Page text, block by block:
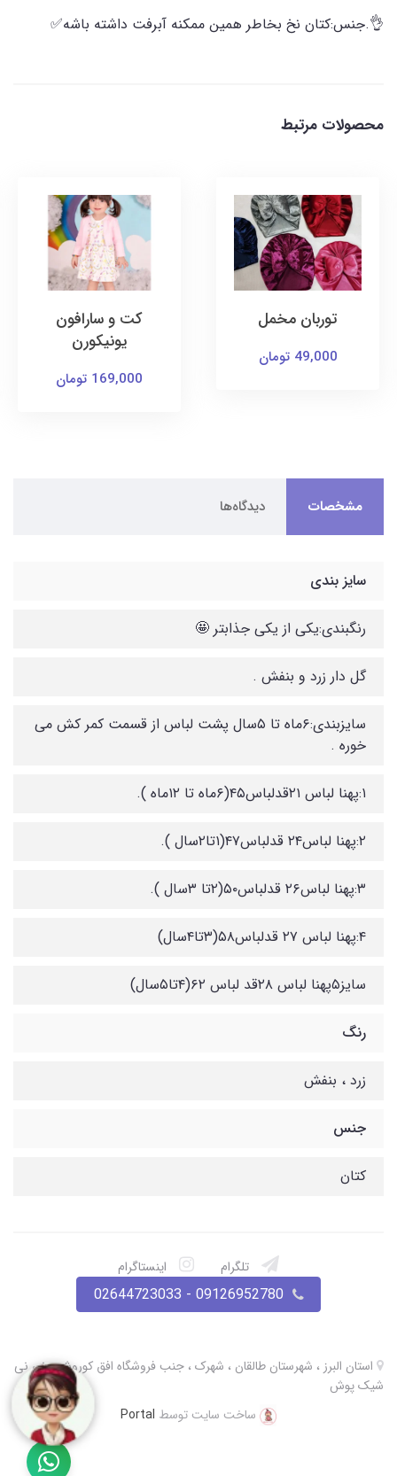
👌.جنس:کتان نخ بخاطر همین ممکنه آبرفت داشته باشه✅
محصولات مرتبط
توربان مخمل
49,000 تومان
کت و سارافون
یونیکورن
169,000 تومان
مشخصات دیدگاه‌ها
سایز بندی
رنگبندی:یکی از یکی جذابتر 🤩
گل دار زرد و بنفش .
سایزبندی:۶ماه تا ۵سال پشت لباس از قسمت کمر کش می
خوره .
۱:پهنا لباس ۲۱قدلباس۴۵(۶ماه تا ۱۲ماه ).
۲:پهنا لباس۲۴ قدلباس۴۷(۱تا۲سال ).
۳:پهنا لباس۲۶ قدلباس۵۰(۲تا ۳سال ).
۴:پهنا لباس ۲۷ قدلباس۵۸(۳تا۴سال)
سایز۵پهنا لباس ۲۸قد لباس ۶۲(۴تا۵سال)
رنگ
زرد ، بنفش
جنس
کتان
تلگرام اینستاگرام
09126952780 - 02644723033
ساخت سایت توسط Portal
استان البرز ، شهرستان طالقان ، شهرک ، جنب فروشگاه افق کوروش ، نی نی
شیک پوش